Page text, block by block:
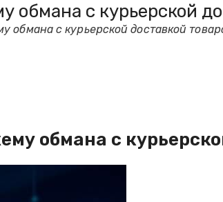
обмана с курьерской
обмана с курьерской доставкой
обмана с